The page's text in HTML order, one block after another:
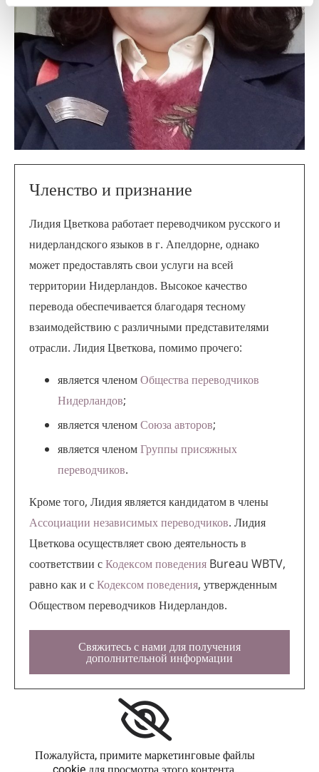
Членство и признание
Лидия Цветкова работает переводчиком русского и
нидерландского языков в г. Апелдорне, однако
может предоставлять свои услуги на всей
территории Нидерландов. Высокое качество
перевода обеспечивается благодаря тесному
взаимодействию с различными представителями
отрасли. Лидия Цветкова, помимо прочего:
является членомОбщества переводчиков
Нидерландов;
является членомСоюза авторов;
является членомГруппы присяжных
переводчиков.
Кроме того, Лидия является кандидатом в члены
Ассоциации независимых переводчиков. Лидия
Цветкова осуществляет свою деятельность в
соответствии сКодексом поведения Bureau WBTV,
равно как и сКодексом поведения, утвержденным
Обществом переводчиков Нидерландов.
Свяжитесь с нами для получения
дополнительной информации
Пожалуйста, примите маркетинговые файлы